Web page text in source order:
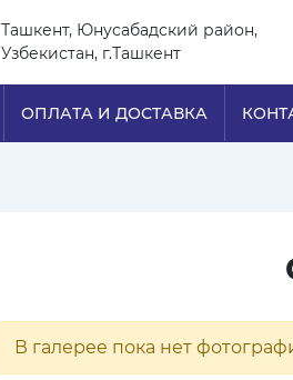
Ташкент, Юнусабадский район,
Узбекистан, г.Ташкент
ОПЛАТА И ДОСТАВКА
В галерее пока нет